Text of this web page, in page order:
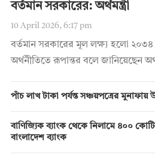
বর্তমান সরকারের: অর্থমন্ত্রী
10 April 2026, 6:17 pm
বর্তমান সরকারের মূল লক্ষ্য হলো ২০৩৪
অর্থনীতিতে রূপান্তর বলে জানিয়েছেন
পাঁচ লাখ টাকা পর্যন্ত সঞ্চয়পত্রের
বাণিজ্যিক ব্যাংক থেকে নিলামে ৪০০
বাংলাদেশ ব্যাংক